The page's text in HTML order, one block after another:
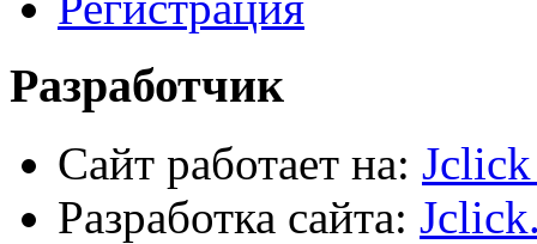
Силовое оборудование
Разработчик
Сайт работает на:
Разработка сайта: